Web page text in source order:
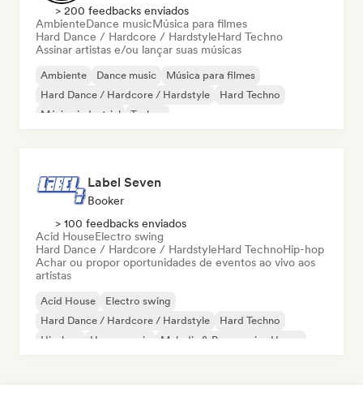
> 200 feedbacks enviados
AmbienteDance musicMúsica para filmes
Hard Dance / Hardcore / HardstyleHard Techno
Assinar artistas e/ou lançar suas músicas
Ambiente Dance music
Música para filmes
Hard Dance / Hardcore / Hardstyle
Hard Techno
Música industrial
Techno
Label Seven
Booker
> 100 feedbacks enviados
Acid HouseElectro swing
Hard Dance / Hardcore / HardstyleHard TechnoHip-hop
Achar ou propor oportunidades de eventos ao vivo aos
artistas
Acid House
Electro swing
Hard Dance / Hardcore / Hardstyle
Hard Techno
Hip-hop
House music
Melodic & Progressive House